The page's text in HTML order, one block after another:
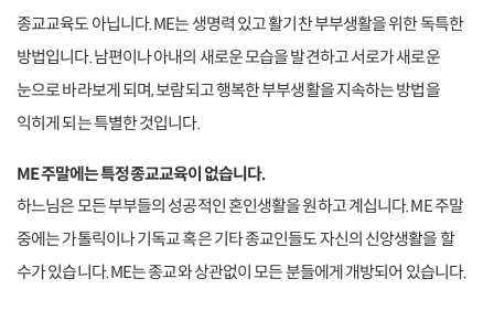
종교교육도 아닙니다. ME는 생명력 있고 활기찬 부부생활을 위한 독특한
방법입니다. 남편이나 아내의 새로운 모습을 발견하고 서로가 새로운
눈으로 바라보게 되며, 보람되고 행복한 부부생활을 지속하는 방법을
익히게 되는 특별한 것입니다.
ME 주말에는 특정 종교교육이 없습니다.
하느님은 모든 부부들의 성공적인 혼인생활을 원하고 계십니다. ME 주말
중에는 가톨릭이나 기독교 혹은 기타 종교인들도 자신의 신앙생활을 할
수가 있습니다. ME는 종교와 상관없이 모든 분들에게 개방되어 있습니다.